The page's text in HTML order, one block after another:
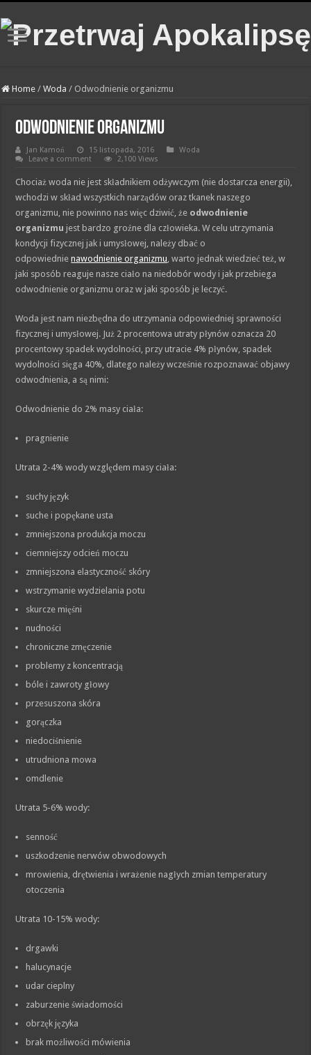
Home / Woda / Odwodnienie organizmu
Odwodnienie organizmu
Jan Kamoń 15 listopada, 2016
Woda
Leave a comment
2,100 Views
Chociaż woda nie jest składnikiem odżywczym (nie dostarcza energii),
wchodzi w skład wszystkich narządów oraz tkanek naszego
organizmu, nie powinno nas więc dziwić, że odwodnienie
organizmu jest bardzo groźne dla człowieka. W celu utrzymania
kondycji fizycznej jak i umysłowej, należy dbać o
odpowiednienawodnienie organizmu, warto jednak wiedzieć też, w
jaki sposób reaguje nasze ciało na niedobór wody i jak przebiega
odwodnienie organizmu oraz w jaki sposób je leczyć.
Woda jest nam niezbędna do utrzymania odpowiedniej sprawności
fizycznej i umysłowej. Już 2 procentowa utraty płynów oznacza 20
procentowy spadek wydolności, przy utracie 4% płynów, spadek
wydolności sięga 40%, dlatego należy wcześnie rozpoznawać objawy
odwodnienia, a są nimi:
Odwodnienie do 2% masy ciała:
pragnienie
Utrata 2-4% wody względem masy ciała:
suchy język
suche i popękane usta
zmniejszona produkcja moczu
ciemniejszy odcień moczu
zmniejszona elastyczność skóry
wstrzymanie wydzielania potu
skurcze mięśni
nudności
chroniczne zmęczenie
problemy z koncentracją
bóle i zawroty głowy
przesuszona skóra
gorączka
niedociśnienie
utrudniona mowa
omdlenie
Utrata 5-6% wody:
senność
uszkodzenie nerwów obwodowych
mrowienia, drętwienia i wrażenie nagłych zmian temperatury
otoczenia
Utrata 10-15% wody:
drgawki
halucynacje
udar cieplny
zaburzenie świadomości
obrzęk języka
brak możliwości mówienia